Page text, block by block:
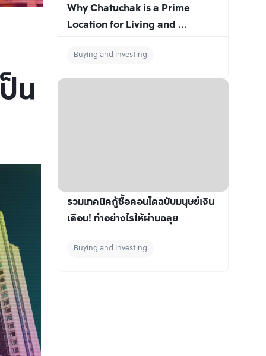
น
Why Chatuchak is a Prime
Location for Living and
Buying and Investing
รวมเทคนิคกู้ซื้อคอนโดฉบับมนุษย์เงิน
เดือน! ทำอย่างไรให้ผ่านฉลุย
Buying and Investing